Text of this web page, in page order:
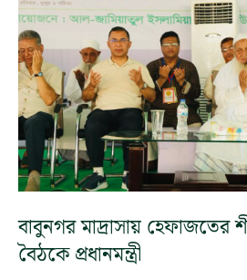
বাবুনগর মাদ্রাসায় হেফাজতের
বৈঠকে প্রধানমন্ত্রী